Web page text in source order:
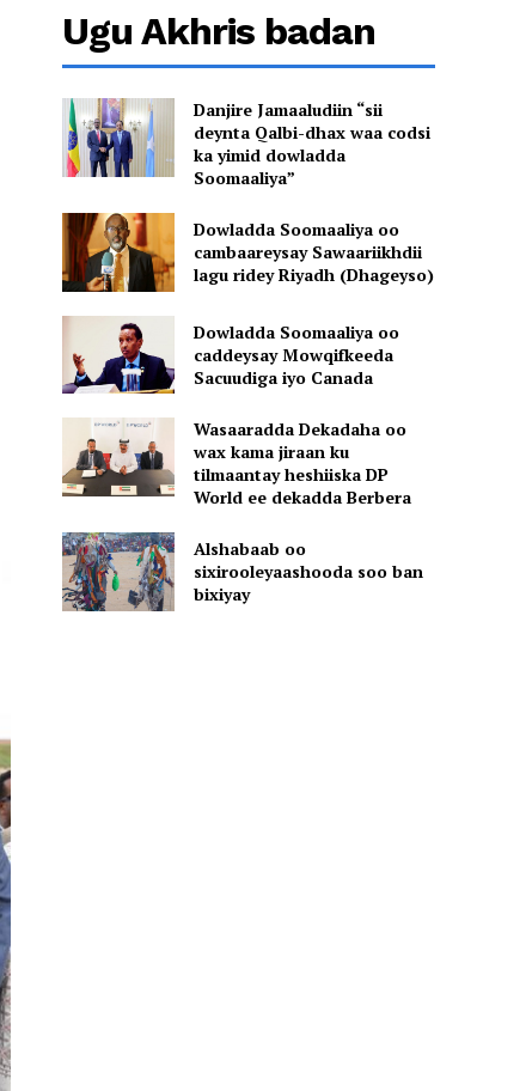
Ugu Akhris badan
Danjire Jamaaludiin “sii
deynta Qalbi-dhax waa codsi
ka yimid dowladda
Soomaaliya”
Dowladda Soomaaliya oo
cambaareysay Sawaariikhdii
lagu ridey Riyadh (Dhageyso)
Dowladda Soomaaliya oo
caddeysay Mowqifkeeda
Sacuudiga iyo Canada
Wasaaradda Dekadaha oo
wax kama jiraan ku
tilmaantay heshiiska DP
World ee dekadda Berbera
Alshabaab oo
sixirooleyaashooda soo ban
bixiyay